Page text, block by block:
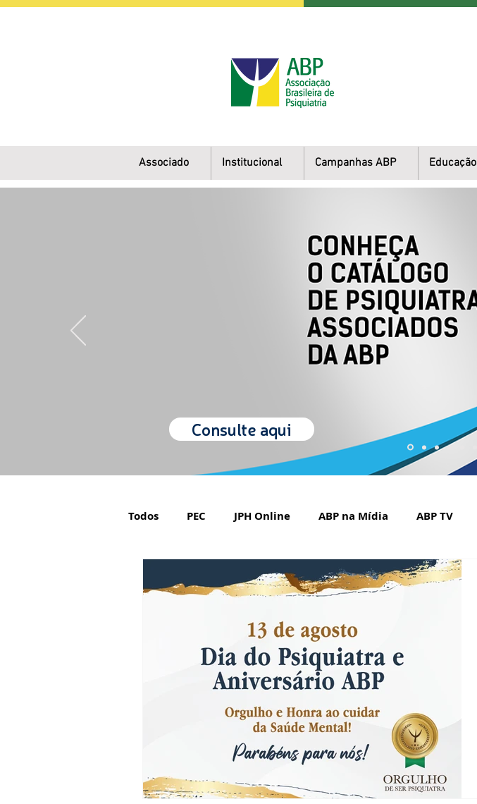
Associado Institucional Campanhas ABP Educação
Consulte aqui
Todos PEC JPH Online ABP na Mídia ABP TV
Orgulho de ser Psiquiatra Setembro Amarelo na mídia